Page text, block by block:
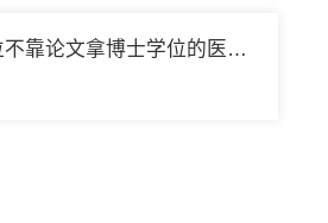
全国首位不靠论文拿博士学位的医学领域研究生通过答辩